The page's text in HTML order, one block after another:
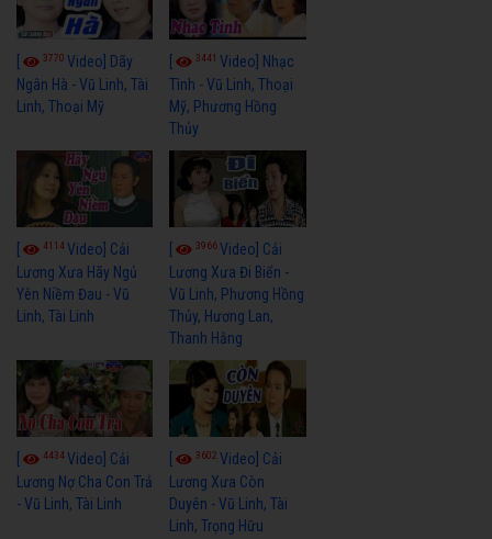
3770 Video] Dãy
Ngân Hà - Vũ Linh, Tài
Linh, Thoại Mỹ
3441Video] Nhạc
Tình - Vũ Linh, Thoại
Mỹ, Phương Hồng
Thủy
4114Video] Cải
Lương Xưa Hãy Ngủ
Yên Niềm Đau - Vũ
Linh, Tài Linh
3966Video] Cải
Lương Xưa Đi Biển -
Vũ Linh, Phương Hồng
Thủy, Hương Lan,
Thanh Hằng
4434Video] Cải
Lương Nợ Cha Con Trả
- Vũ Linh, Tài Linh
3602Video] Cải
Lương Xưa Còn
Duyên - Vũ Linh, Tài
Linh, Trọng Hữu